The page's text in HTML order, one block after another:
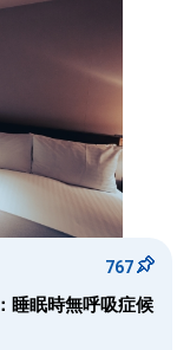
767
睡眠時無呼吸症候